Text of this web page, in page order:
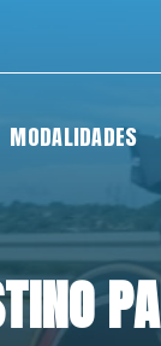
MODALIDADES